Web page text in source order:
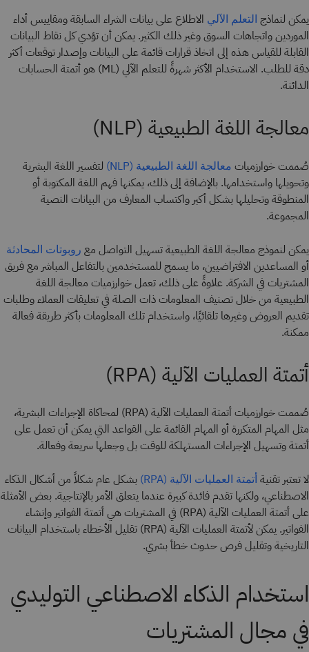
يمكن لنماذج التعلم الآلي الاطلاع على بيانات الشراء السابقة ومقاييس أداء
الموردين واتجاهات السوق وغير ذلك الكثير. يمكن أن تؤدي كل نقاط البيانات
القابلة للقياس هذه إلى اتخاذ قرارات قائمة على البيانات وإصدار توقعات أكثر
دقة للطلب. الاستخدام الأكثر شهرةً للتعلم الآلي (ML) هو أتمتة الحسابات
الدائنة.
معالجة اللغة الطبيعية (NLP)
صُممت خوارزميات معالجة اللغة الطبيعية (NLP)
لتفسير اللغة البشرية
وتحويلها واستخدامها. بالإضافة إلى ذلك، يمكنها فهم اللغة المكتوبة أو
المنطوقة وتحليلها بشكل أكبر واكتساب المعارف من البيانات النصية
المجموعة.
يمكن لنموذج معالجة اللغة الطبيعية تسهيل التواصل مع روبوتات المحادثة
أو المساعدين الافتراضيين، ما يسمح للمستخدمين بالتفاعل المباشر مع فريق
المشتريات في الشركة. علاوةً على ذلك، تعمل خوارزميات معالجة اللغة
الطبيعية من خلال تصنيف المعلومات ذات الصلة في تعليقات العملاء وطلبات
تقديم العروض وغيرها تلقائيًا، واستخدام تلك المعلومات بأكثر طريقة فعالة
ممكنة.
أتمتة العمليات الآلية (RPA)
صُممت خوارزميات أتمتة العمليات الآلية (RPA) لمحاكاة الإجراءات البشرية،
مثل المهام المتكررة أو المهام القائمة على القواعد التي يمكن أن تعمل على
أتمتة وتسهيل الإجراءات المستهلكة للوقت بل وجعلها سريعة وفعالة.
لا تعتبر تقنية أتمتة العمليات الآلية (RPA)
بشكل عام شكلاً من أشكال الذكاء
الاصطناعي، ولكنها تقدم فائدة كبيرة عندما يتعلق الأمر بالإنتاجية. بعض الأمثلة
على أتمتة العمليات الآلية (RPA) في المشتريات هي أتمتة الفواتير وإنشاء
الفواتير. يمكن لأتمتة العمليات الآلية (RPA) تقليل الأخطاء باستخدام البيانات
التاريخية وتقليل فرص حدوث خطأ بشري.
استخدام الذكاء الاصطناعي التوليدي
في مجال المشتريات